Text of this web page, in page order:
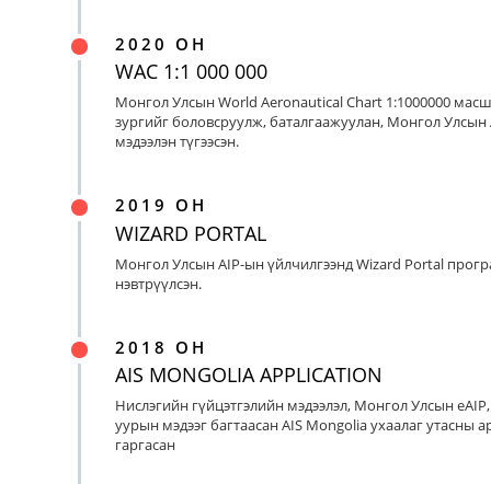
2020 ОН
WAC 1:1 000 000
Монгол Улсын World Aeronautical Chart 1:1000000
зургийг боловсруулж, баталгаажуулан, Монгол Улсын
мэдээлэн түгээсэн.
2019 ОН
WIZARD PORTAL
Монгол Улсын AIP-ын үйлчилгээнд Wizard Portal
нэвтрүүлсэн.
2018 ОН
AIS MONGOLIA APPLICATION
Нислэгийн гүйцэтгэлийн мэдээлэл, Монгол Улсын
уурын мэдээг багтаасан AIS Mongolia ухаалаг утасны
гаргасан